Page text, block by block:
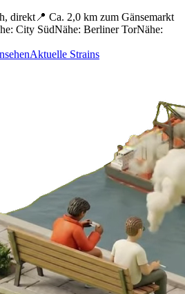
direkt 📍 Ca. 2,0 km zum Gänsemarkt
City SüdNähe: Berliner TorNähe:
Aktuelle Strains